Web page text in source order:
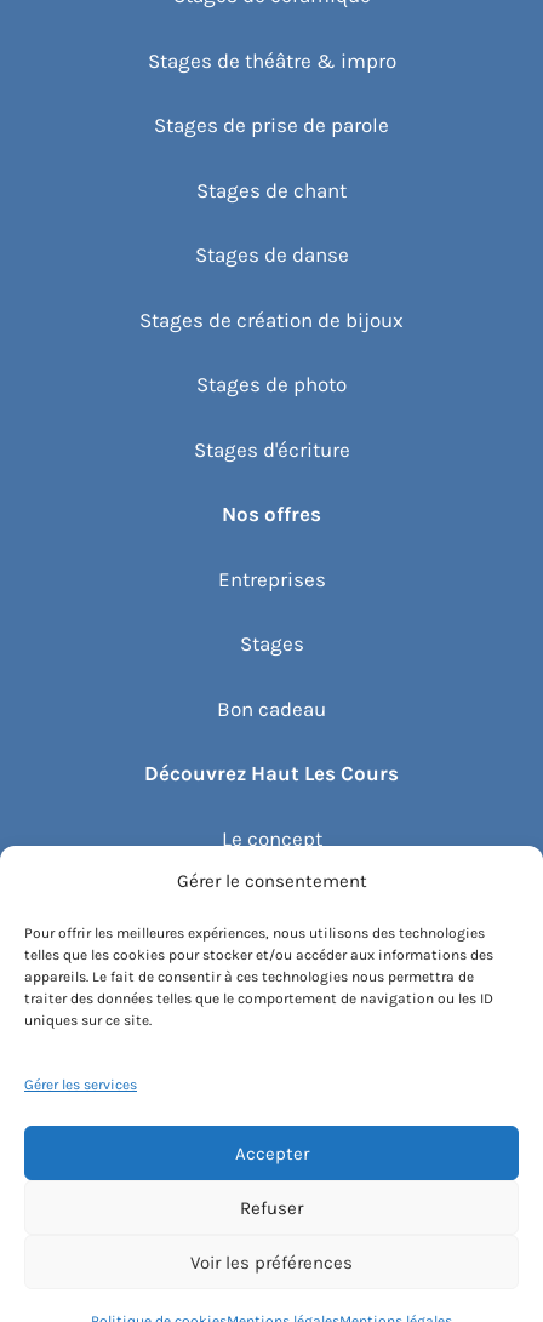
Gérer le consentement
Pour offrir les meilleures expériences, nous utilisons des technologies
telles que les cookies pour stocker et/ou accéder aux informations des
appareils. Le fait de consentir à ces technologies nous permettra de
traiter des données telles que le comportement de navigation ou les ID
uniques sur ce site.
Gérer les services
Accepter
Refuser
Voir les préférences
Stages de théâtre & impro
Stages de prise de parole
Stages de chant
Stages de danse
Stages de création de bijoux
Stages de photo
Stages d'écriture
Nos offres
Entreprises
Stages
Bon cadeau
Découvrez Haut Les Cours
Le concept
Blog
Conditions générales de vente
Mentions légales
Politique de cookies